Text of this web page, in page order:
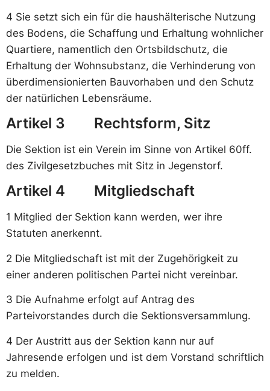
4 Sie setzt sich ein für die haushälterische Nutzung
des Bodens, die Schaffung und Erhaltung wohnlicher
Quartiere, namentlich den Ortsbildschutz, die
Erhaltung der Wohnsubstanz, die Verhinderung von
überdimensionierten Bauvorhaben und den Schutz
der natürlichen Lebensräume.
Artikel 3 Rechtsform, Sitz
Die Sektion ist ein Verein im Sinne von Artikel 60ff.
des Zivilgesetzbuches mit Sitz in Jegenstorf.
Artikel 4 Mitgliedschaft
1 Mitglied der Sektion kann werden, wer ihre
Statuten anerkennt.
2 Die Mitgliedschaft ist mit der Zugehörigkeit zu
einer anderen politischen Partei nicht vereinbar.
3 Die Aufnahme erfolgt auf Antrag des
Parteivorstandes durch die Sektionsversammlung.
4 Der Austritt aus der Sektion kann nur auf
Jahresende erfolgen und ist dem Vorstand schriftlich
zu melden.